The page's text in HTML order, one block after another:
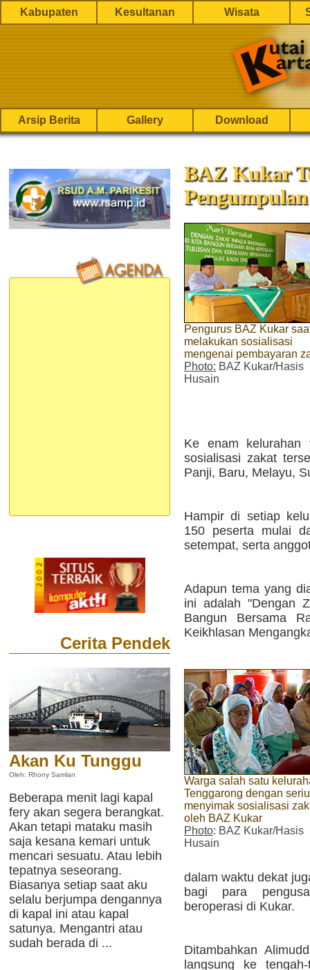
Kabupaten Kesultanan Wisata
Arsip Berita Gallery Download
Cerita Pendek
Akan Ku Tunggu
Oleh: Rhony Samlan
Beberapa menit lagi kapal
fery akan segera berangkat.
Akan tetapi mataku masih
saja kesana kemari untuk
mencari sesuatu. Atau lebih
tepatnya seseorang.
Biasanya setiap saat aku
selalu berjumpa dengannya
di kapal ini atau kapal
satunya. Mengantri atau
sudah berada di ...
BAZ Kukar
Pengurus BAZ Kukar
melakukan sosialisasi
mengenai pembayaran
Photo: BAZ Kukar/Hasis
Husain
Ke enam kelurahan
sosialisasi zakat
Panji, Baru, Melayu,
Hampir di setiap
150 peserta mulai
setempat, serta
Adapun tema yang
ini adalah "Dengan
Bangun Bersama
Keikhlasan
Warga salah satu
Tenggarong dengan
menyimak sosialisasi
oleh BAZ Kukar
Photo: BAZ Kukar/Hasis
Husain
dalam waktu dekat
bagi para
beroperasi di Kukar.
Ditambahkan
langsung ke